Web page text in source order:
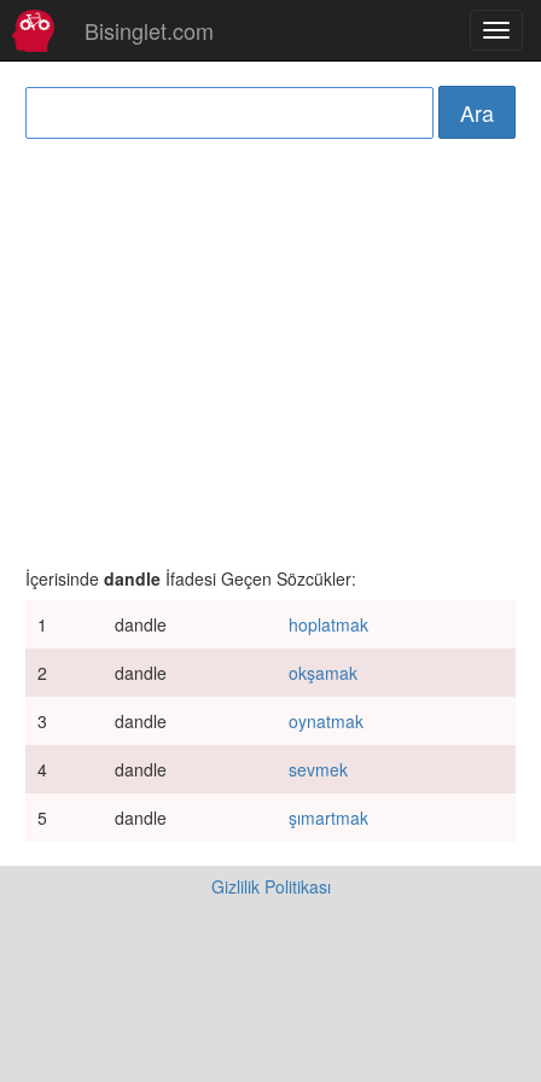
Bisinglet.com
İçerisinde dandle İfadesi Geçen Sözcükler:
1
dandle
hoplatmak
2
dandle
okşamak
3
dandle
oynatmak
4
dandle
sevmek
5
dandle şımartmak
Gizlilik Politikası